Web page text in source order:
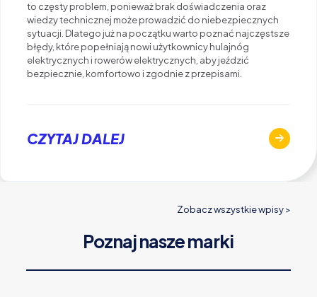
to częsty problem, ponieważ brak doświadczenia oraz
wiedzy technicznej może prowadzić do niebezpiecznych
sytuacji. Dlatego już na początku warto poznać najczęstsze
błędy, które popełniają nowi użytkownicy hulajnóg
elektrycznych i rowerów elektrycznych, aby jeździć
bezpiecznie, komfortowo i zgodnie z przepisami.
CZYTAJ DALEJ
Zobacz wszystkie wpisy >
Poznaj nasze marki